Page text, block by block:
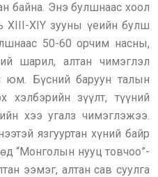
байна. Энэ булшнаас хоол
XIII-XIY зууны үеийн булш
50-60 орчим насны,
шарил, алтан чимэглэл
юм. Бүсний баруун талын
хэлбэрийн зүүлт, түүний
хээ угалз чимэглэжээ.
язгууртан хүний байр
“Монголын нууц товчоо”-
ээмэг, алтан сав суулга